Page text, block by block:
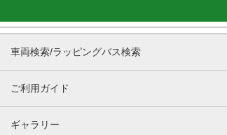
車両検索/ラッピングバス検索
ご利用ガイド
ギャラリー